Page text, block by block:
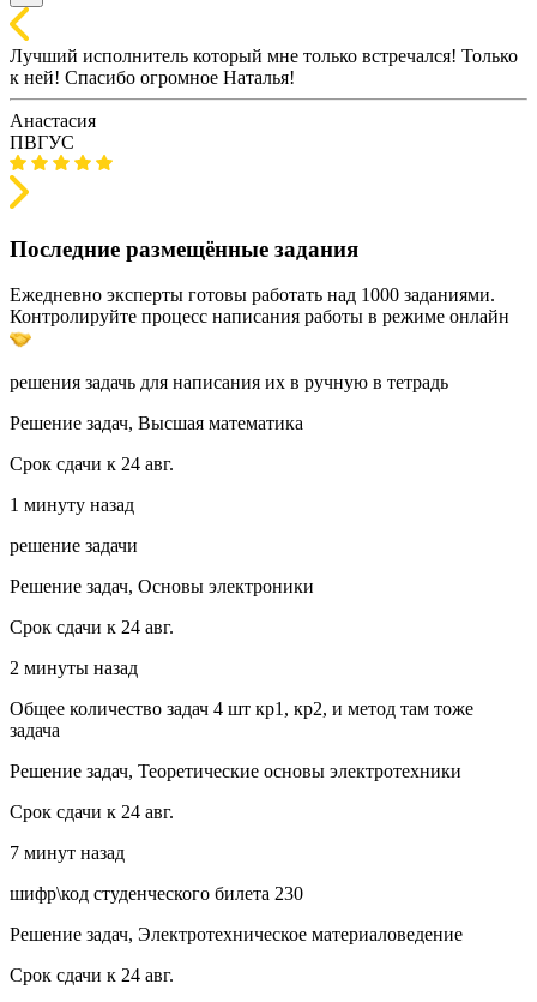
Лучший исполнитель который мне только встречался! Только
к ней! Спасибо огромное Наталья!
Анастасия
ПВГУС
Последние размещённые задания
Ежедневно эксперты готовы работать над 1000 заданиями.
Контролируйте процесс написания работы в режиме онлайн
решения задачь для написания их в ручную в тетрадь
Решение задач, Высшая математика
Срок сдачи к 24 авг.
1 минуту назад
решение задачи
Решение задач, Основы электроники
Срок сдачи к 24 авг.
2 минуты назад
Общее количество задач 4 шт кр1, кр2, и метод там тоже
задача
Решение задач, Теоретические основы электротехники
Срок сдачи к 24 авг.
7 минут назад
шифр\код студенческого билета 230
Решение задач, Электротехническое материаловедение
Срок сдачи к 24 авг.